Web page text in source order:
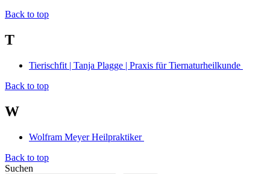
Back to top
T
Tierischfit | Tanja Plagge | Praxis für Tiernaturheilkunde
Back to top
W
Wolfram Meyer Heilpraktiker
Back to top
Suchen